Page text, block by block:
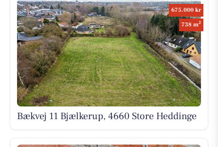
675.000 kr
738 m2
Bækvej 11 Bjælkerup, 4660 Store Heddinge